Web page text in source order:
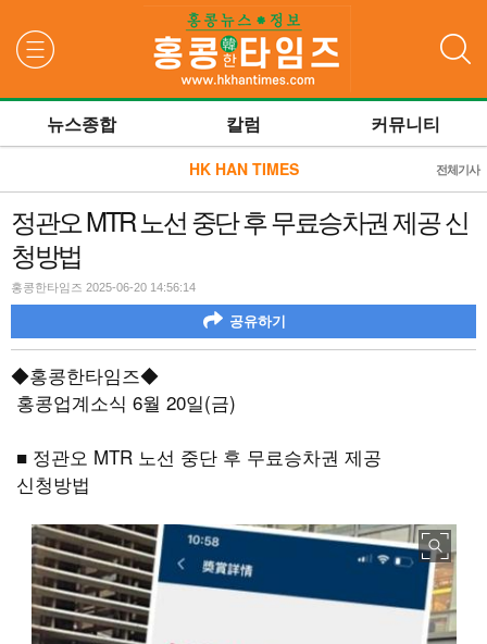
뉴스종합 칼럼 커뮤니티
HK HAN TIMES 전체기사
정관오 MTR 노선 중단 후 무료승차권 제공 신
청방법
홍콩한타임즈 2025-06-20 14:56:14
공유하기
◆홍콩한타임즈◆
홍콩업계소식 6월 20일(금)
■ 정관오 MTR 노선 중단 후 무료승차권 제공
신청방법